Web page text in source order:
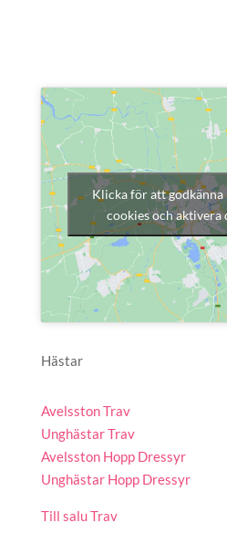
Klicka för att
cookies och aktivera
Hästar
Avelsston Trav
Unghästar Trav
Avelsston Hopp Dressyr
Unghästar Hopp Dressyr
Till salu Trav